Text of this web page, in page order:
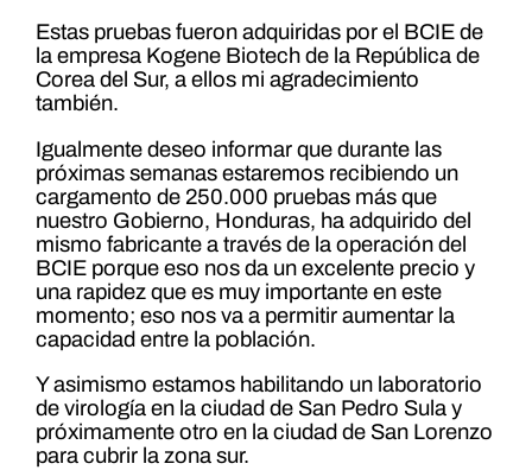
Estas pruebas fueron adquiridas por el BCIE de
la empresa Kogene Biotech de la República de
Corea del Sur, a ellos mi agradecimiento
también.
Igualmente deseo informar que durante las
próximas semanas estaremos recibiendo un
cargamento de 250.000 pruebas más que
nuestro Gobierno, Honduras, ha adquirido del
mismo fabricante a través de la operación del
BCIE porque eso nos da un excelente precio y
una rapidez que es muy importante en este
momento; eso nos va a permitir aumentar la
capacidad entre la población.
Y asimismo estamos habilitando un laboratorio
de virología en la ciudad de San Pedro Sula y
próximamente otro en la ciudad de San Lorenzo
para cubrir la zona sur.